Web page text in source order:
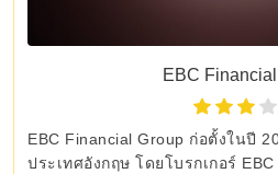
EBC
EBC Financial Group ก่อตั้งในปี
ประเทศอังกฤษ โดยโบรกเกอร์